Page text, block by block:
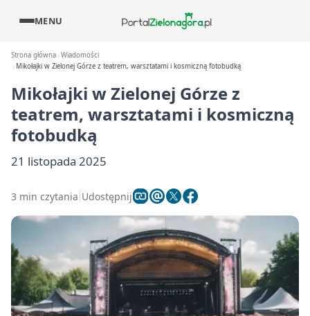
MENU
Strona główna Wiadomości
Mikołajki w Zielonej Górze z teatrem, warsztatami i kosmiczną fotobudką
Mikołajki w Zielonej Górze z
teatrem, warsztatami i kosmiczną
fotobudką
21 listopada 2025
3 min czytania Udostępnij